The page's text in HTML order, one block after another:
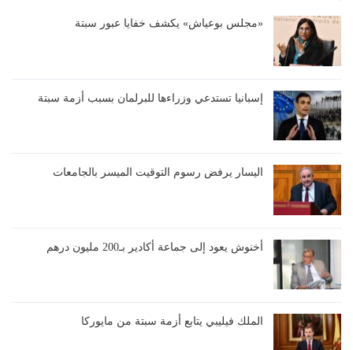
«مجلس بوعياش» يكشف خفايا عبور سبتة
إسبانيا تستدعي وزراءها للبرلمان بسبب أزمة سبتة
اليسار يرفض رسوم التوقيت الميسر بالجامعات
أخنوش يعود إلى جماعة أكادير بـ200 مليون درهم
الملك فيليبي يتابع أزمة سبتة من مايوركا